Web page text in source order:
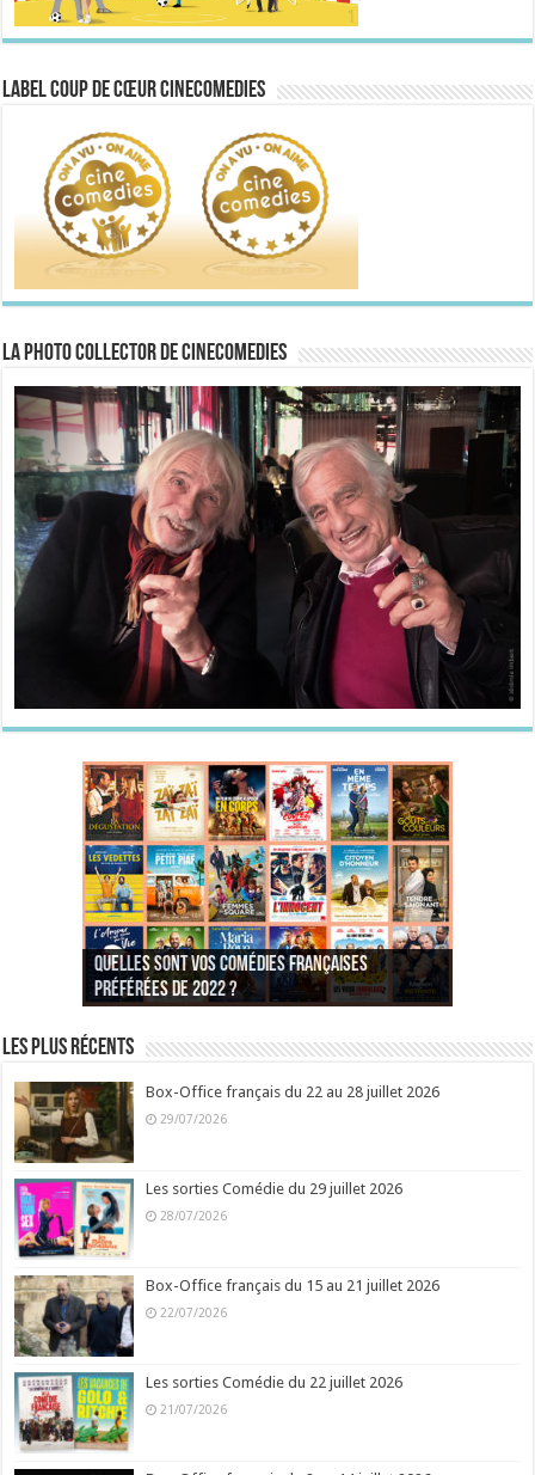
Label Coup de Cœur CineComedies
La Photo collector de CineComedies
Quelles sont vos comédies françaises
préférées de 2022 ?
Quel est votre personnage préféré du Père
Noël est une ordure ?
Quelles sont vos comédies françaises
préférées de 2021 ?
Quel est votre « Gendarme » préféré ?
Quels sont vos 3 comédies de Jean-Marie Poiré
préférées ?
Quel est votre « Tati » préféré ?
Quel est votre « bronzé » préféré ?
Les plus récents
Box-Office français du 22 au 28 juillet 2026
29/07/2026
Les sorties Comédie du 29 juillet 2026
28/07/2026
Box-Office français du 15 au 21 juillet 2026
22/07/2026
Les sorties Comédie du 22 juillet 2026
21/07/2026